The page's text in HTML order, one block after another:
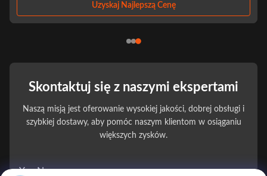
Uzyskaj Najlepszą Cenę
Skontaktuj się z naszymi ekspertami
Naszą misją jest oferowanie wysokiej jakości, dobrej obsługi i
szybkiej dostawy, aby pomóc naszym klientom w osiąganiu
większych zysków.
You Name